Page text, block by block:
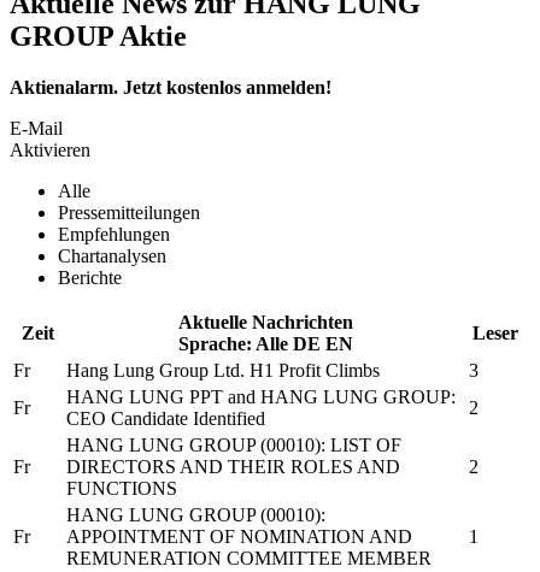
GROUP Aktie
Aktienalarm. Jetzt kostenlos anmelden!
E-Mail
Aktivieren
Alle
Pressemitteilungen
Empfehlungen
Chartanalysen
Berichte
Zeit
Aktuelle Nachrichten
Sprache: Alle DE EN
Leser
Fr
Hang Lung Group Ltd. H1 Profit Climbs
3
Fr
HANG LUNG PPT and HANG LUNG GROUP:
CEO Candidate Identified
2
Fr
HANG LUNG GROUP(00010): LIST OF
DIRECTORS AND THEIR ROLES AND
FUNCTIONS
2
Fr
HANG LUNG GROUP(00010):
APPOINTMENT OF NOMINATION AND
REMUNERATION COMMITTEE MEMBER
1